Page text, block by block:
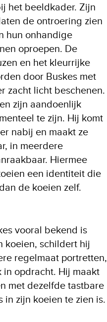
het beeldkader. Zijn
de ontroering zien
hun onhandige
oproepen. De
en het kleurrijke
door Buskes met
zacht licht beschenen.
zijn aandoenlijk
te zijn. Hij komt
nabij en maakt ze
in meerdere
Hiermee
een identiteit die
de koeien zelf.
vooral bekend is
koeien, schildert hij
regelmaat portretten,
in opdracht. Hij maakt
met dezelfde tastbare
in zijn koeien te zien is.